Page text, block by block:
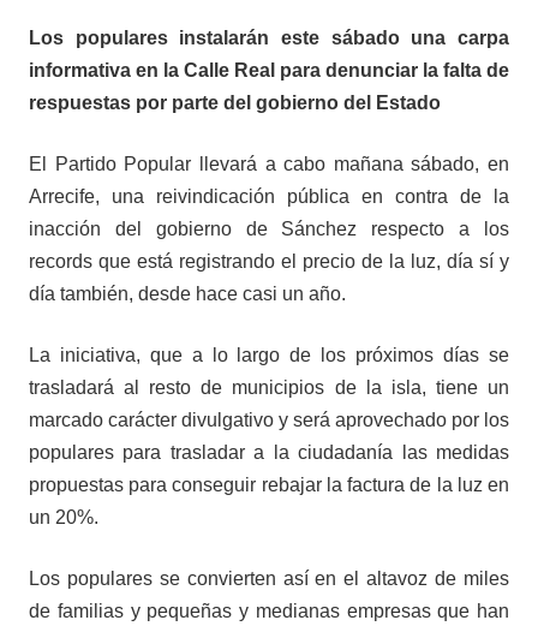
Los populares instalarán este sábado una carpa
informativa en la Calle Real para denunciar la falta de
respuestas por parte del gobierno del Estado
El Partido Popular llevará a cabo mañana sábado, en
Arrecife, una reivindicación pública en contra de la
inacción del gobierno de Sánchez respecto a los
records que está registrando el precio de la luz, día sí y
día también, desde hace casi un año.
La iniciativa, que a lo largo de los próximos días se
trasladará al resto de municipios de la isla, tiene un
marcado carácter divulgativo y será aprovechado por los
populares para trasladar a la ciudadanía las medidas
propuestas para conseguir rebajar la factura de la luz en
un 20%.
Los populares se convierten así en el altavoz de miles
de familias y pequeñas y medianas empresas que han